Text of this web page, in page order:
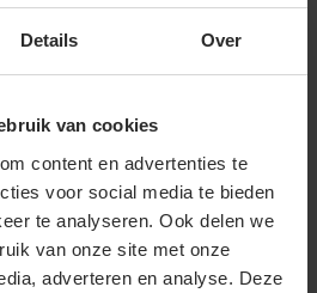
Details Over
van cookies
content en advertenties te
voor social media te bieden
te analyseren. Ook delen we
van onze site met onze
adverteren en analyse. Deze
met lange ritssluiting voor
aan beide zijden. twee
ritssluitingen en
de mouwen. elastische tape
en de manchetten.